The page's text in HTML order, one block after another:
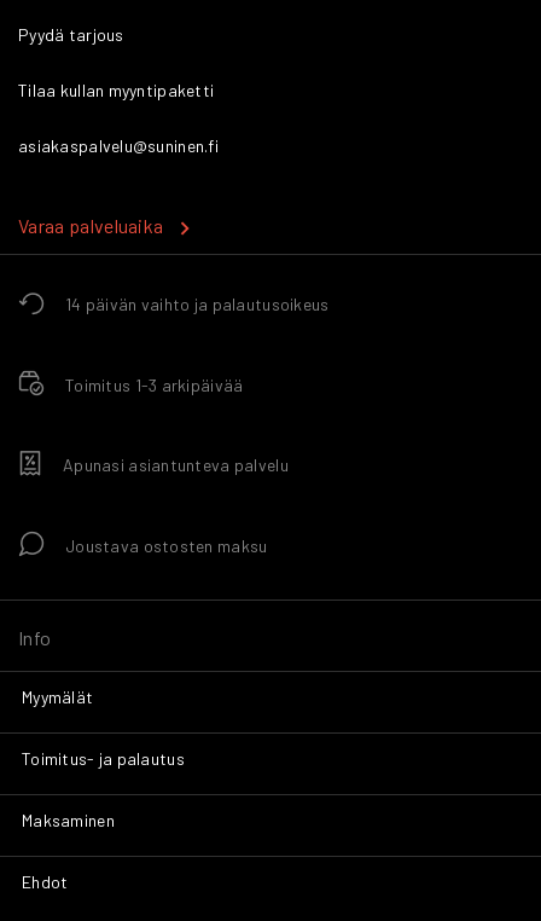
14 päivän vaihto ja palautusoikeus
Toimitus 1-3 arkipäivää
Apunasi asiantunteva palvelu
Joustava ostosten maksu
Info
Myymälät
Toimitus- ja palautus
Maksaminen
Ehdot
Pyydä tarjous
Tilaa kullan myyntipaketti
asiakaspalvelu@suninen.fi
Varaa palveluaika